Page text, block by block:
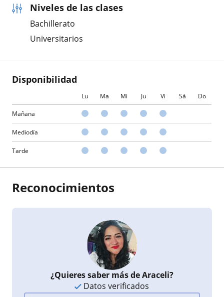
Niveles de las clases
Bachillerato
Universitarios
Disponibilidad
Lu Ma Mi Ju Vi Sá Do
Mañana
Mediodía
Tarde
Reconocimientos
¿Quieres saber más de Araceli?
Datos verificados